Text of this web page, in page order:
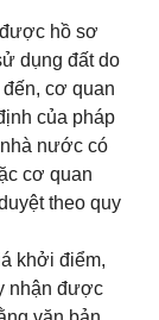
hồ sơ
dụng đất do
cơ quan
của pháp
nước có
cơ quan
theo quy
khởi điểm,
nhận được